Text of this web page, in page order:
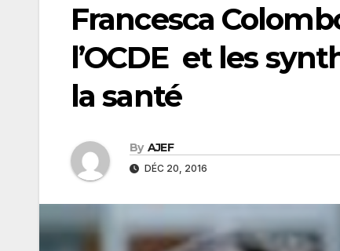
Francesca
l’OCDE et les
la santé
By AJEF
DÉC 20, 2016